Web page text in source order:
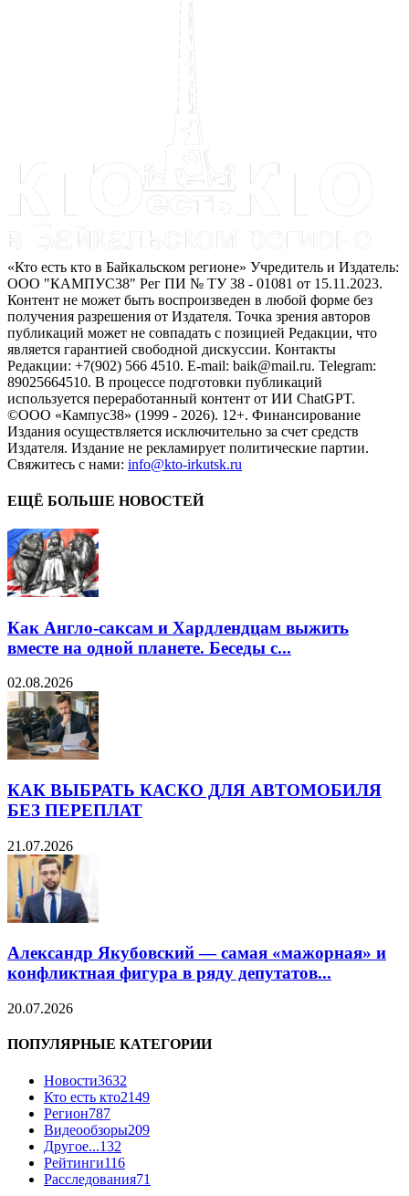
«Кто есть кто в Байкальском регионе» Учредитель и Издатель:
ООО "КАМПУС38" Рег ПИ № ТУ 38 - 01081 от 15.11.2023.
Контент не может быть воспроизведен в любой форме без
получения разрешения от Издателя. Точка зрения авторов
публикаций может не совпадать с позицией Редакции, что
является гарантией свободной дискуссии. Контакты
Редакции: +7(902) 566 4510. E-mail: baik@mail.ru. Telegram:
89025664510. В процессе подготовки публикаций
используется переработанный контент от ИИ ChatGPT.
©ООО «Кампус38» (1999 - 2026). 12+. Финансирование
Издания осуществляется исключительно за счет средств
Издателя. Издание не рекламирует политические партии.
Свяжитесь с нами: info@kto-irkutsk.ru
ЕЩЁ БОЛЬШЕ НОВОСТЕЙ
Как Англо-саксам и Хардлендцам выжить
вместе на одной планете. Беседы с...
02.08.2026
КАК ВЫБРАТЬ КАСКО ДЛЯ АВТОМОБИЛЯ
БЕЗ ПЕРЕПЛАТ
21.07.2026
Александр Якубовский — самая «мажорная» и
конфликтная фигура в ряду депутатов...
20.07.2026
ПОПУЛЯРНЫЕ КАТЕГОРИИ
Новости3632
Кто есть кто2149
Регион787
Видеообзоры209
Другое...132
Рейтинги116
Расследования71